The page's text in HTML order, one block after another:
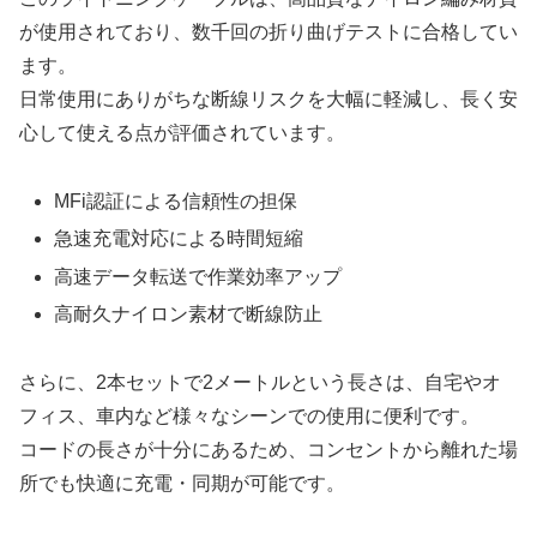
が使用されており、数千回の折り曲げテストに合格してい
ます。
日常使用にありがちな断線リスクを大幅に軽減し、長く安
心して使える点が評価されています。
MFi認証による信頼性の担保
急速充電対応による時間短縮
高速データ転送で作業効率アップ
高耐久ナイロン素材で断線防止
さらに、2本セットで2メートルという長さは、自宅やオ
フィス、車内など様々なシーンでの使用に便利です。
コードの長さが十分にあるため、コンセントから離れた場
所でも快適に充電・同期が可能です。